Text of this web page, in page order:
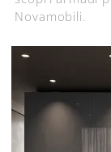
Novamobili.